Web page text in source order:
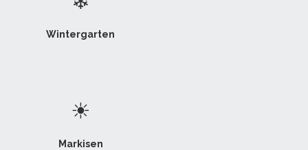
Wintergarten
☀
Markisen